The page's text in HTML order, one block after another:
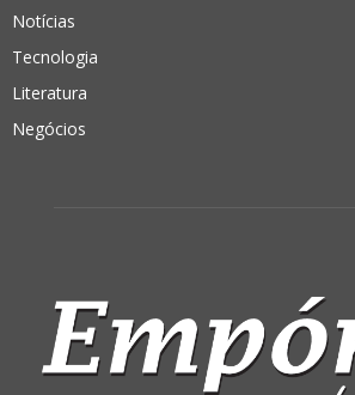
Notícias
Tecnologia
Literatura
Negócios